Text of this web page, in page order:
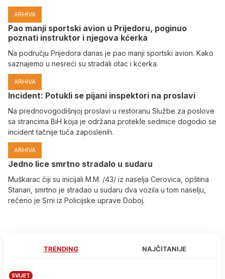
ARHIVA
Pao manji sportski avion u Prijedoru, poginuo
poznati instruktor i njegova kćerka
Na području Prijedora danas je pao manji sportski avion. Kako
saznajemo u nesreći su stradali otac i kćerka.
ARHIVA
Incident: Potukli se pijani inspektori na proslavi
Na prednovogodišnjoj proslavi u restoranu Službe za poslove
sa strancima BiH koja je održana protekle sedmice dogodio se
incident tačnije tuča zaposlenih.
ARHIVA
Јedno lice smrtno stradalo u sudaru
Muškarac čiji su inicijali M.M. /43/ iz naselja Cerovica, opština
Stanari, smrtno je stradao u sudaru dva vozila u tom naselju,
rečeno je Srni iz Policijske uprave Doboj.
TRENDING NAJČITANIJE
SVIJET